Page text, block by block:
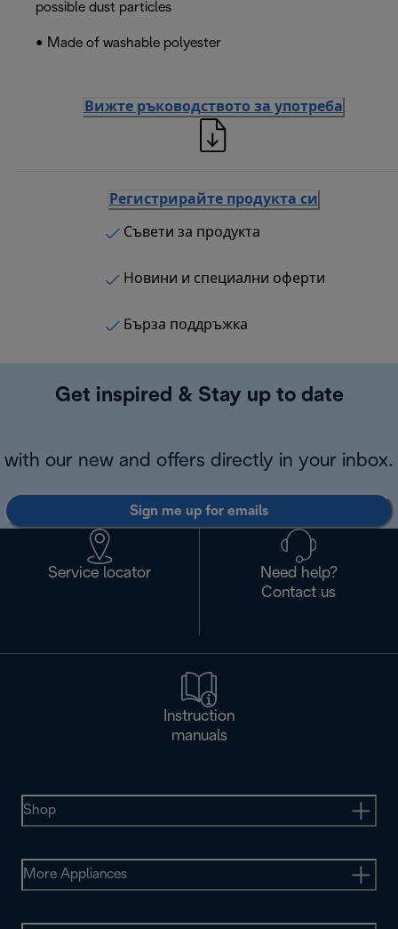
possible dust particles
• Made of washable polyester
Вижте ръководството за употреба
Регистрирайте продукта си
Съвети за продукта
Новини и специални оферти
Бърза поддръжка
Get inspired & Stay up to date
with our new and offers directly in your inbox.
Sign me up for emails
Service locator
Need help?
Contact us
Instruction
manuals
Shop
More Appliances